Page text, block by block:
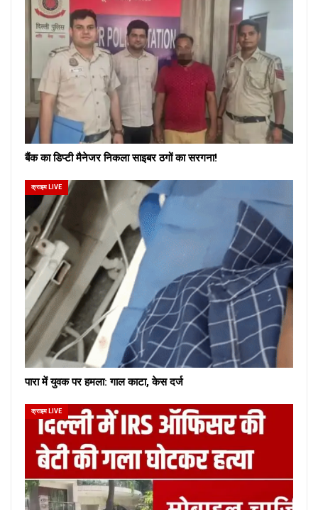
बैंक का डिप्टी मैनेजर निकला साइबर ठगों का सरगना!
क्राइम LIVE
पारा में युवक पर हमला: गाल काटा, केस दर्ज
क्राइम LIVE